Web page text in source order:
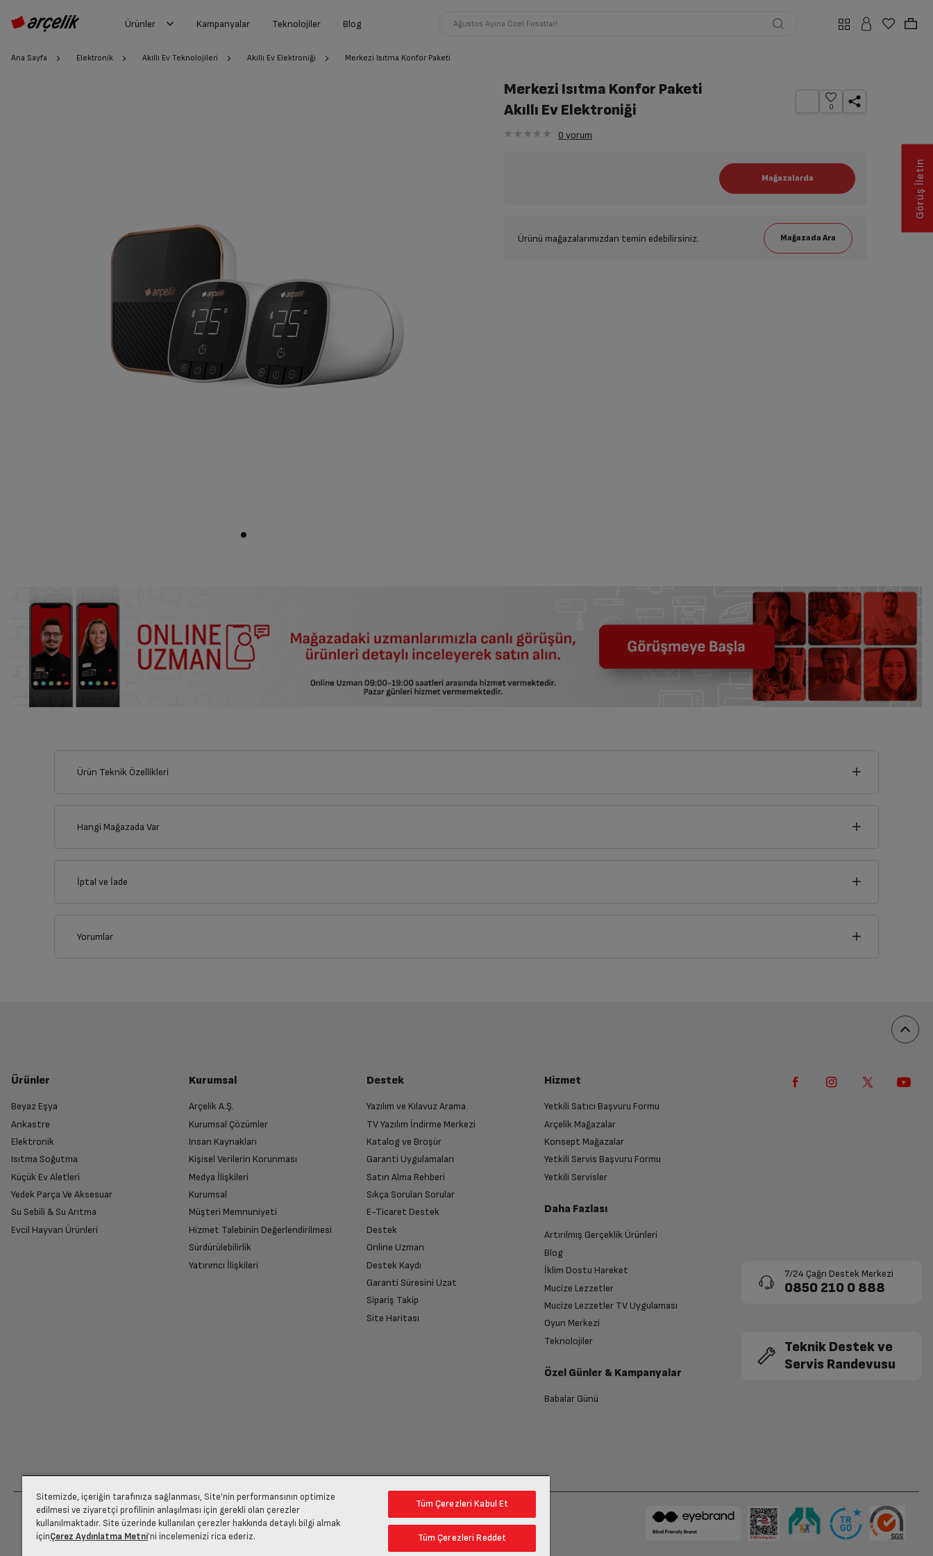
Ürünler Kampanyalar Teknolojiler Blog Ağustos Ayına Özel Fırsatlar!
Ana Sayfa Elektronik Akıllı Ev Teknolojileri Akıllı Ev Elektroniği Merkezi Isıtma Konfor Paketi
Merkezi Isıtma Konfor Paketi
Akıllı Ev Elektroniği
0
0 yorum
Ürünü mağazalarımızdan temin edebilirsiniz.
Ürün Teknik Özellikleri
18 cm
23.4 cm
Hangi Mağazada Var
İptal ve İade
Ürünü Yetkili Servise Teslim Edin
Ürünü eksiksiz ve hasarsız olarak faturası ile birlikte yetkili servise teslim edin.
İade Talebiniz Onaylansın
Yetkili servis gerekli kontrolleri sağladıktan sonra İade süreciniz tamamlanacaktır.
Yorumlar
Ürünler
Beyaz Eşya
Ankastre
Elektronik
Isıtma Soğutma
Küçük Ev Aletleri
Yedek Parça Ve Aksesuar
Su Sebili & Su Arıtma
Evcil Hayvan Ürünleri
Kurumsal
Arçelik A.Ş.
Kurumsal Çözümler
Insan Kaynakları
Kişisel Verilerin Korunması
Medya İlişkileri
Kurumsal
Müşteri Memnuniyeti
Hizmet Talebinin Değerlendirilmesi
Sürdürülebilirlik
Yatırımcı İlişkileri
Destek
Yazılım ve Kılavuz Arama
TV Yazılım İndirme Merkezi
Katalog ve Broşür
Garanti Uygulamaları
Satın Alma Rehberi
Sıkça Sorulan Sorular
E-Ticaret Destek
Destek
Online Uzman
Destek Kaydı
Garanti Süresini Uzat
Sipariş Takip
Site Haritası
Hizmet
Yetkili Satıcı Başvuru Formu
Arçelik Mağazalar
Konsept Mağazalar
Yetkili Servis Başvuru Formu
Yetkili Servisler
Daha Fazlası
Artırılmış Gerçeklik Ürünleri
Blog
İklim Dostu Hareket
Mucize Lezzetler
Mucize Lezzetler TV Uygulaması
Oyun Merkezi
Teknolojiler
Özel Günler & Kampanyalar
Babalar Günü
7/24 Çağrı Destek Merkezi
0850 210 0 888
Teknik Destek ve
Servis Randevusu
Görüş İletin
Sitemizde, içeriğin tarafınıza sağlanması, Site’nin performansının optimize
edilmesi ve ziyaretçi profilinin anlaşılması için gerekli olan çerezler
kullanılmaktadır. Site üzerinde kullanılan çerezler hakkında detaylı bilgi almak
içinÇerez Aydınlatma Metni’ni incelemenizi rica ederiz.
Tüm Çerezleri Kabul Et
Tüm Çerezleri Reddet